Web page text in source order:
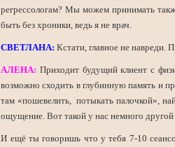
регрессологам? Мы можем принимать
быть без хроники, ведь я не врач.
СВЕТЛАНА: Кстати, главное не
АЛЕНА: Приходит будущий клиент с
возможно сходить в глубинную память и
там «пошевелить, потыкать палочкой»,
ощущение. Вот такой у нас немного
И ещё ты говоришь что у тебя 7-10